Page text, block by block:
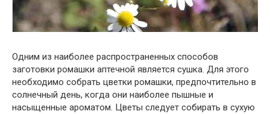
Одним из наиболее распространенных способов
заготовки ромашки аптечной является сушка. Для этого
необходимо собрать цветки ромашки, предпочтительно в
солнечный день, когда они наиболее пышные и
насыщенные ароматом. Цветы следует собирать в сухую